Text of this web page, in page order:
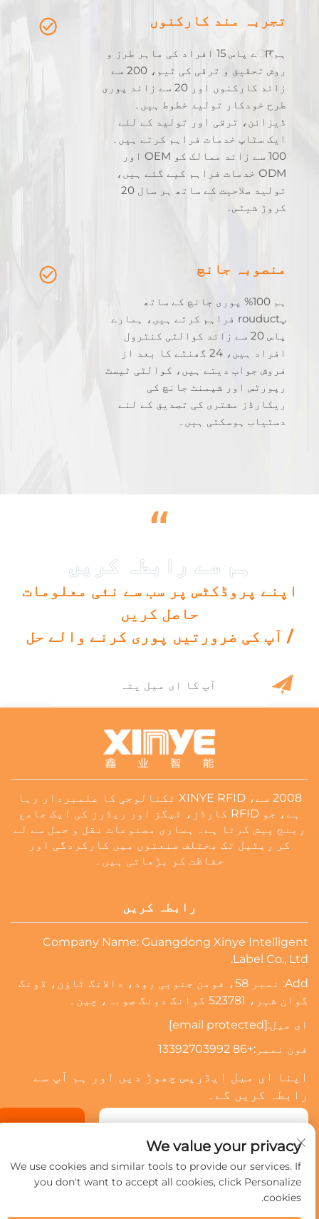
تجربہ مند کارکنوں
ہمारے پاس 15 افراد کی ماہر طرز و
روش تحقیق و ترقی کی ٹیم، 200 سے
زائد کارکنوں اور 20 سے زائد پوری
طرح خودکار تولید خطوط ہیں۔
ڈیزائن، ترقی اور تولید کے لئے
ایک سٹاپ خدمات فراہم کرتے ہیں۔
100 سے زائد ممالک کو OEM اور
ODM خدمات فراہم کیے گئے ہیں،
تولید صلاحیت کے ساتھ ہر سال 20
کروڑ شیٹس۔
منصوبہ جانچ
ہم 100% پوری جانچ کے ساتھ
پrouduct فراہم کرتے ہیں، ہمارے
پاس 20 سے زائد کوالٹی کنٹرول
افراد ہیں، 24 گھنٹے کا بعد از
فروش جواب دیتے ہیں، کوالٹی ٹیسٹ
رپورٹس اور شپمنٹ جانچ کی
ریکارڈز مشتری کی تصدیق کے لئے
دستیاب ہوسکتی ہیں۔
“
اپنے پروڈکٹس پر سب سے نئی معلومات
حاصل کریں
/ آپ کی ضرورتیں پوری کرنے والے حل
2008 سے، XINYE RFID ٹکنالوجی کا علمبردار رہا
ہے، جو RFID کارڈز، ٹیگز اور ریڈرز کی ایک جامع
رینج پیش کرتا ہے۔ ہماری مصنوعات نقل و حمل سے لے
کر ریٹیل تک مختلف صنعتوں میں کارکردگی اور
حفاظت کو بڑھاتی ہیں۔
رابطہ کریں
Company Name: Guangdong Xinye Intelligent
Label Co., Ltd.
Add: نمبر 58، فومن جنوبی رود، دالانگ ٹاؤن، ڈونگ
گوان شہر، 523781 گوانگ دونگ صوبہ، چین۔
ای میل:[email protected]
فون نمبر: +86 13392703992
اپنا ای میل ایڈریس چھوڑ دیں اور ہم آپ سے
رابطہ کریں گے۔
کاپی رائٹ © 2024 گوانگ دونگ سینیے انٹیلیجینٹ لیبل کمپنی،
محدود. تمام حقوق محفوظ ہیں۔
We value your privacy
We use cookies and similar tools to provide our services. If
you don't want to accept all cookies, click Personalize
cookies.